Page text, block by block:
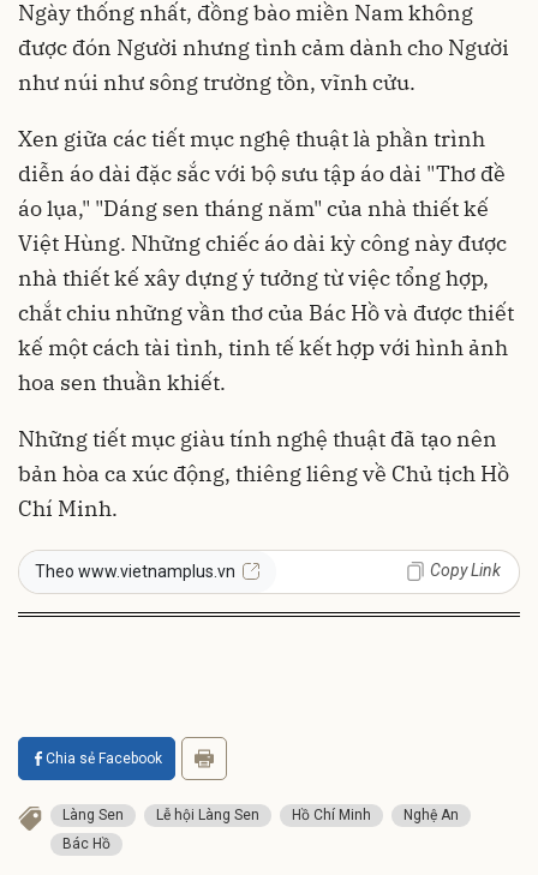
Ngày thống nhất, đồng bào miền Nam không
được đón Người nhưng tình cảm dành cho Người
như núi như sông trường tồn, vĩnh cửu.
Xen giữa các tiết mục nghệ thuật là phần trình
diễn áo dài đặc sắc với bộ sưu tập áo dài "Thơ đề
áo lụa," "Dáng sen tháng năm" của nhà thiết kế
Việt Hùng. Những chiếc áo dài kỳ công này được
nhà thiết kế xây dựng ý tưởng từ việc tổng hợp,
chắt chiu những vần thơ của Bác Hồ và được thiết
kế một cách tài tình, tinh tế kết hợp với hình ảnh
hoa sen thuần khiết.
Những tiết mục giàu tính nghệ thuật đã tạo nên
bản hòa ca xúc động, thiêng liêng về Chủ tịch Hồ
Chí Minh.
Theo www.vietnamplus.vn Copy Link
Chia sẻ Facebook
Làng Sen Lễ hội Làng Sen Hồ Chí Minh
Nghệ An
Bác Hồ